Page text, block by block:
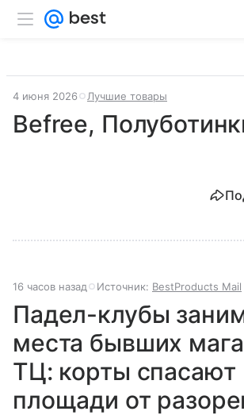
4 июня 2026 Лучшие товары
Befree,
16 часов назад Источник: BestProducts Mail
Падел-клубы
места бывших
ТЦ: корты спасают
площади от